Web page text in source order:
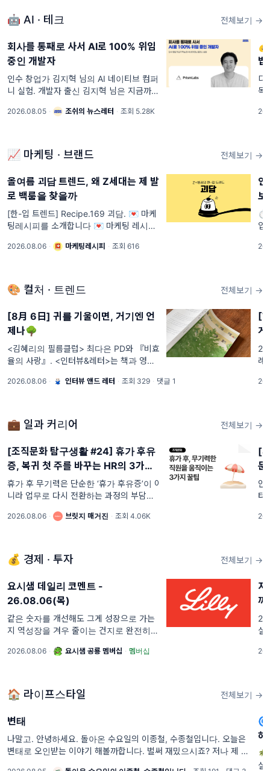
🤖 AI · 테크 전체보기 →
회사를 통째로 사서 AI로 100% 위임
중인 개발자
인수 창업가 김지혁 님의 AI 네이티브 컴퍼
니 실험. 개발자 출신 김지혁 님은 지금까지
처음으로 SaaS를 샀습니다. 아기 타이즈를
2026.08.05 · 조쉬의 뉴스레터 · 조회 5.28K
디
독
는
📈 마케팅 · 브랜드 전체보기 →
올여름 괴담 트렌드, 왜 Z세대는 제 발
로 백룸을 찾을까
[한-입 트렌드] Recipe.169 괴담. 💌 마케
팅레시피를 소개합니다 💌 마케팅 레시피
이 운영하는 마케팅 뉴스레터로 최신 트렌
2026.08.06 · 마케팅레시피 · 조회 616
연
보
⏱️
입
출
🎨 컬처 · 트렌드 전체보기 →
[8月 6日] 귀를 기울이면, 거기엔 언
제나🌳
<김혜리의 필름클럽> 최다은 PD와 『비효
율의 사랑』. <인터뷰&레터>는 책과 영화
자 임유청의 ‘읽고 쓰고 공유하기’ 활동 일지
2026.08.06 · 인터뷰 앤드 레터 · 조회 329 · 댓글 1
게
례
💼 일과 커리어 전체보기 →
[조직문화 탐구생활 #24] 휴가 후유
증, 복귀 첫 주를 바꾸는 HR의 3가지
설계
휴가 후 무기력은 단순한 ‘휴가 후유증’이 아
니라 업무로 다시 전환하는 과정의 부담일
다시 설계해 보세요!. 안녕하세요. 달램입니
못하는 직원들을 ...
2026.08.06 · 브릿지 매거진 · 조회 4.06K
문
안
터
문
💰 경제 · 투자 전체보기 →
요시샘 데일리 코멘트 -
26.08.06(목)
같은 숫자를 개선해도 그게 성장으로 가는
지 역성장을 겨우 줄이는 건지로 완전히 갈
고, 노보 노디스크는 역성장 전망을 했어요.
2026.08.06 · 요시샘 공룡 멤버십 · 멤버십
지
까
실
매
🏠 라이프스타일 전체보기 →
변태
나말고. 안녕하세요. 돌아온 수요일의 이종철, 수종철입니다. 오늘은
변태로 오인받는 이야기 해볼까합니다. 벌써 재밌으시죠? 저나 제 주
하
🌴
실